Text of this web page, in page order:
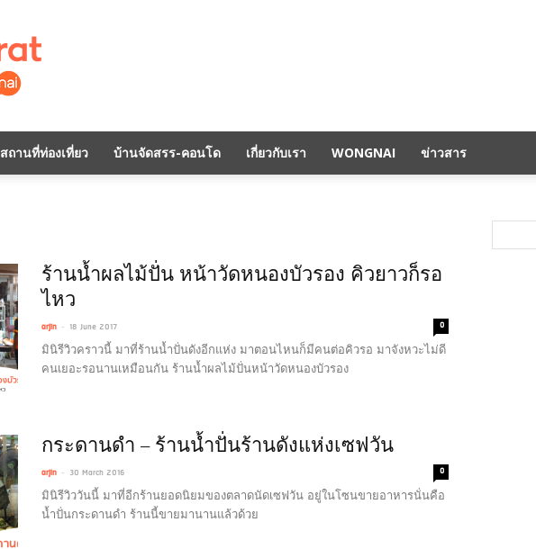
สถานที่ท่องเที่ยว บ้านจัดสรร-คอนโด เกี่ยวกับเรา WONGNAI ข่าวสาร
ร้านน้ำผลไม้ปั่น หน้าวัดหนองบัวรอง คิวยาวก็รอ
ไหว
arjin - 18 June 2017 0
มินิรีวิวคราวนี้ มาที่ร้านน้ำปั่นดังอีกแห่ง มาตอนไหนก็มีคนต่อคิวรอ มาจังหวะไม่ดี
คนเยอะรอนานเหมือนกัน ร้านน้ำผลไม้ปั่นหน้าวัดหนองบัวรอง
กระดานดำ – ร้านน้ำปั่นร้านดังแห่งเซฟวัน
arjin - 30 March 2016 0
มินิรีวิววันนี้ มาที่อีกร้านยอดนิยมของตลาดนัดเซฟวัน อยู่ในโซนขายอาหารนั่นคือ
น้ำปั่นกระดานดำ ร้านนี้ขายมานานแล้วด้วย